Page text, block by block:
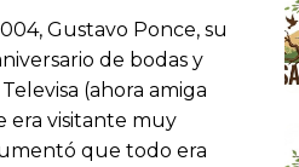
Gustavo Ponce, su
de bodas y
(ahora amiga
era visitante muy
que todo era